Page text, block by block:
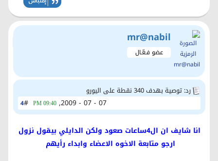
mr@nabil
عضو فـعّـال
رد: توصية بهدف 340 نقطة على اليورو
4# 07 - 07 - 2009,
09:40 PM
انا شايف ان ال4ساعات صعود ولكن الدايلي بيقول نزول
ارجو متابعة الاخوه الاعضاء وابداء رأيهم